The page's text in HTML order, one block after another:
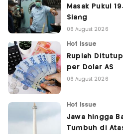
Masak Pukul
Siang
06 August 2026
Hot Issue
Rupiah
per Dolar AS
06 August 2026
Hot Issue
Jawa hingga
Tumbuh di